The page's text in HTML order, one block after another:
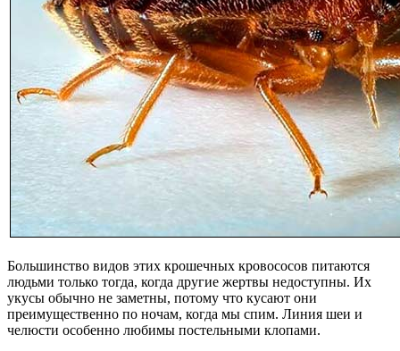
Большинство видов этих крошечных кровососов питаются
людьми только тогда, когда другие жертвы недоступны. Их
укусы обычно не заметны, потому что кусают они
преимущественно по ночам, когда мы спим. Линия шеи и
челюсти особенно любимы постельными клопами.